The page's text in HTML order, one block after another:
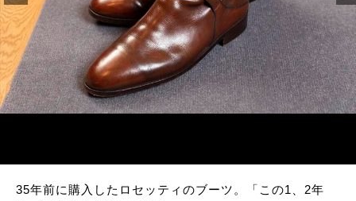
35年前に購入したロセッティのブーツ。「この1、2年